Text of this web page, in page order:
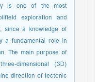
is one of the most
exploration and
since a knowledge of
a fundamental role in
The main purpose of
dimensional (3D)
direction of tectonic